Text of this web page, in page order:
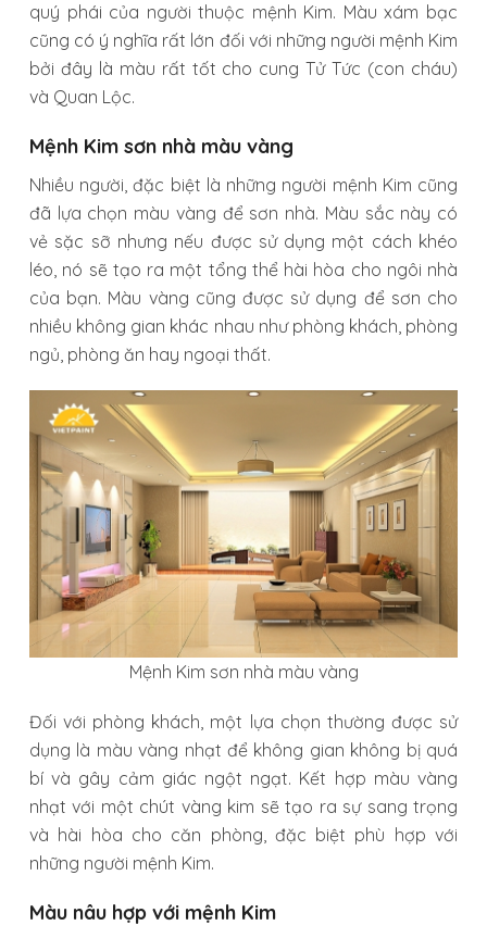
quý phái của người thuộc mệnh Kim. Màu xám bạc
cũng có ý nghĩa rất lớn đối với những người mệnh Kim
bởi đây là màu rất tốt cho cung Tử Tức (con cháu)
và Quan Lộc.
Mệnh Kim sơn nhà màu vàng
Nhiều người, đặc biệt là những người mệnh Kim cũng
đã lựa chọn màu vàng để sơn nhà. Màu sắc này có
vẻ sặc sỡ nhưng nếu được sử dụng một cách khéo
léo, nó sẽ tạo ra một tổng thể hài hòa cho ngôi nhà
của bạn. Màu vàng cũng được sử dụng để sơn cho
nhiều không gian khác nhau như phòng khách, phòng
ngủ, phòng ăn hay ngoại thất.
Mệnh Kim sơn nhà màu vàng
Đối với phòng khách, một lựa chọn thường được sử
dụng là màu vàng nhạt để không gian không bị quá
bí và gây cảm giác ngột ngạt. Kết hợp màu vàng
nhạt với một chút vàng kim sẽ tạo ra sự sang trọng
và hài hòa cho căn phòng, đặc biệt phù hợp với
những người mệnh Kim.
Màu nâu hợp với mệnh Kim